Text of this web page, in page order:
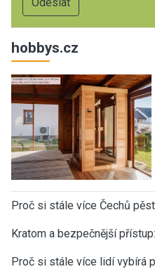
hobbys.cz
Proč si stále více Čechů
Kratom a bezpečnější
Proč si stále více lidí vybírá